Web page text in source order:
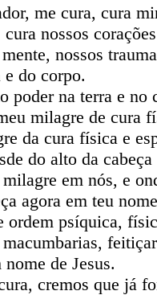
me cura, cura
nossos
nossos
do corpo.
poder na terra e no
milagre de cura
da cura física e
do alto da
em nós, e
agora em teu
ordem psíquica,
de Jesus.
cremos que já